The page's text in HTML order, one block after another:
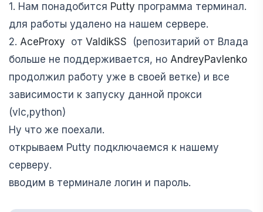
1. Нам понадобится Putty программа терминал.
для работы удалено на нашем сервере.
2. AceProxy от ValdikSS
(репозитарий от Влада
больше не поддерживается, но AndreyPavlenko
продолжил работу уже в своей ветке) и все
зависимости к запуску данной прокси
(vlc,python)
Ну что же поехали.
открываем Putty подключаемся к нашему
серверу.
вводим в терминале логин и пароль.